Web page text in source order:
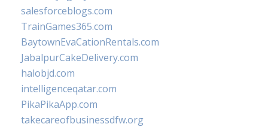
salesforceblogs.com
TrainGames365.com
BaytownEvaCationRentals.com
JabalpurCakeDelivery.com
halobjd.com
intelligenceqatar.com
PikaPikaApp.com
takecareofbusinessdfw.org